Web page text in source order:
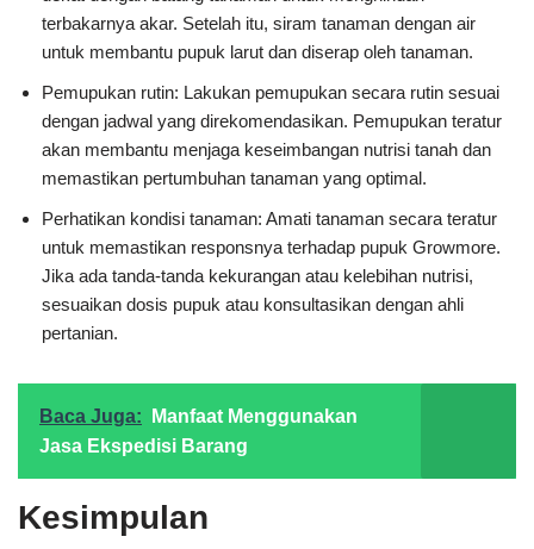
terbakarnya akar. Setelah itu, siram tanaman dengan air
untuk membantu pupuk larut dan diserap oleh tanaman.
Pemupukan rutin: Lakukan pemupukan secara rutin sesuai
dengan jadwal yang direkomendasikan. Pemupukan teratur
akan membantu menjaga keseimbangan nutrisi tanah dan
memastikan pertumbuhan tanaman yang optimal.
Perhatikan kondisi tanaman: Amati tanaman secara teratur
untuk memastikan responsnya terhadap pupuk Growmore.
Jika ada tanda-tanda kekurangan atau kelebihan nutrisi,
sesuaikan dosis pupuk atau konsultasikan dengan ahli
pertanian.
Baca Juga:
Manfaat Menggunakan
Jasa Ekspedisi Barang
Kesimpulan